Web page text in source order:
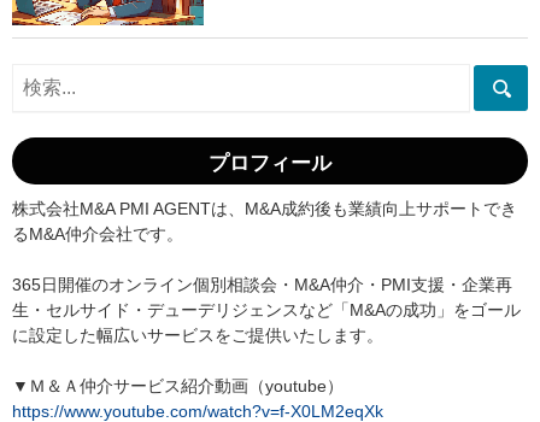
プロフィール
株式会社M&A PMI AGENTは、M&A成約後も業績向上サポートでき
るM&A仲介会社です。
365日開催のオンライン個別相談会・M&A仲介・PMI支援・企業再
生・セルサイド・デューデリジェンスなど「M&Aの成功」をゴール
に設定した幅広いサービスをご提供いたします。
▼Ｍ＆Ａ仲介サービス紹介動画（youtube）
https://www.youtube.com/watch?v=f-X0LM2eqXk